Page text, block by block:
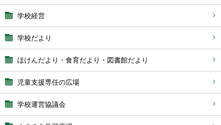
学校経営
学校だより
ほけんだより・食育だより・図書館だより
児童支援専任の広場
学校運営協議会